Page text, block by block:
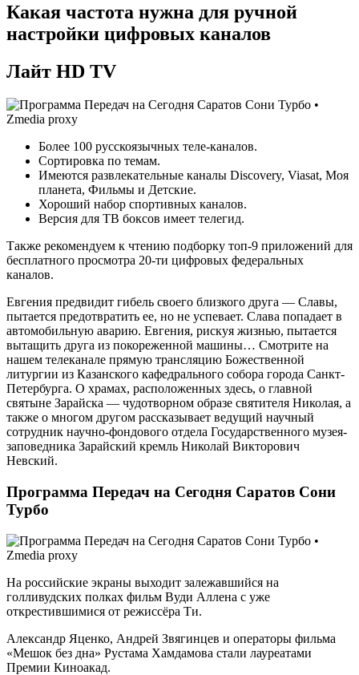
Какая частота нужна для ручной
настройки цифровых каналов
Лайт HD TV
Более 100 русскоязычных теле-каналов.
Сортировка по темам.
Имеются развлекательные каналы Discovery, Viasat, Моя
планета, Фильмы и Детские.
Хороший набор спортивных каналов.
Версия для ТВ боксов имеет телегид.
Также рекомендуем к чтению подборку топ-9 приложений для
бесплатного просмотра 20-ти цифровых федеральных
каналов.
Евгения предвидит гибель своего близкого друга — Славы,
пытается предотвратить ее, но не успевает. Слава попадает в
автомобильную аварию. Евгения, рискуя жизнью, пытается
вытащить друга из покореженной машины… Смотрите на
нашем телеканале прямую трансляцию Божественной
литургии из Казанского кафедрального собора города Санкт-
Петербурга. О храмах, расположенных здесь, о главной
святыне Зарайска — чудотворном образе святителя Николая, а
также о многом другом рассказывает ведущий научный
сотрудник научно-фондового отдела Государственного музея-
заповедника Зарайский кремль Николай Викторович
Невский.
Программа Передач на Сегодня Саратов Сони
Турбо
На российские экраны выходит залежавшийся на
голливудских полках фильм Вуди Аллена с уже
открестившимися от режиссёра Ти.
Александр Яценко, Андрей Звягинцев и операторы фильма
«Мешок без дна» Рустама Хамдамова стали лауреатами
Премии Киноакад.